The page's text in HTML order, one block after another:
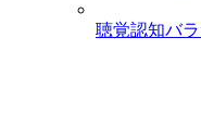
聴覚認知バ